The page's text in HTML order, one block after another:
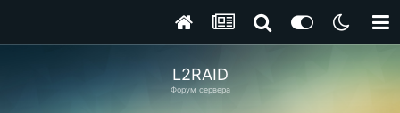
L2RAID
Форум сервера